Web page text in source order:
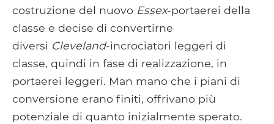
costruzione del nuovo Essex-portaerei della
classe e decise di convertirne
diversi Cleveland-incrociatori leggeri di
classe, quindi in fase di realizzazione, in
portaerei leggeri. Man mano che i piani di
conversione erano finiti, offrivano più
potenziale di quanto inizialmente sperato.